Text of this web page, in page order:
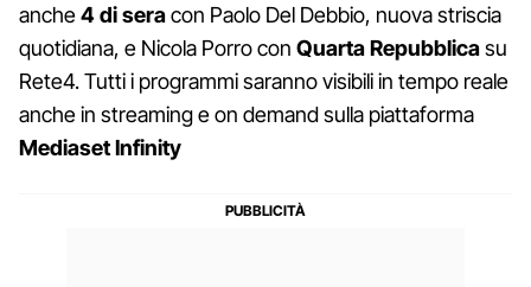
anche4 di seracon Paolo Del Debbio, nuova striscia
quotidiana, e Nicola Porro con Quarta Repubblicasu
Rete4. Tutti i programmi saranno visibili in tempo reale
anche in streaming e on demand sulla piattaforma
MediasetInfinity